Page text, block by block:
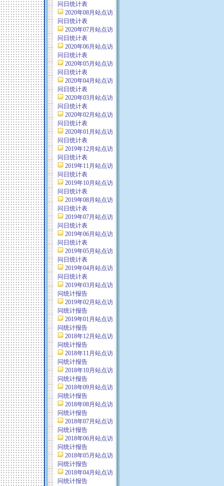
问日统计表
2020年08月站点访
问日统计表
2020年07月站点访
问日统计表
2020年06月站点访
问日统计表
2020年05月站点访
问日统计表
2020年04月站点访
问日统计表
2020年03月站点访
问日统计表
2020年02月站点访
问日统计表
2020年01月站点访
问日统计表
2019年12月站点访
问日统计表
2019年11月站点访
问日统计表
2019年10月站点访
问日统计表
2019年08月站点访
问日统计表
2019年07月站点访
问日统计表
2019年06月站点访
问日统计表
2019年05月站点访
问日统计表
2019年04月站点访
问日统计表
2019年03月站点访
问统计报告
2019年02月站点访
问统计报告
2019年01月站点访
问统计报告
2018年12月站点访
问统计报告
2018年11月站点访
问统计报告
2018年10月站点访
问统计报告
2018年09月站点访
问统计报告
2018年08月站点访
问统计报告
2018年07月站点访
问统计报告
2018年06月站点访
问统计报告
2018年05月站点访
问统计报告
2018年04月站点访
问统计报告